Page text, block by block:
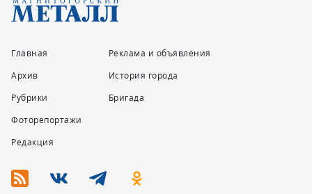
Главная
Архив
Рубрики
Фоторепортажи
Редакция
Реклама и объявления
История города
Бригада